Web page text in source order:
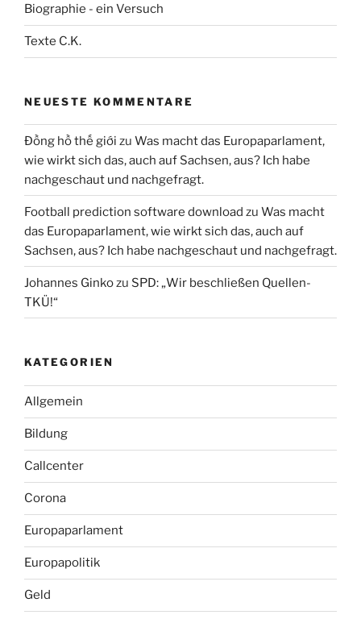
Biographie - ein Versuch
Texte C.K.
NEUESTE KOMMENTARE
Đồng hồ thế giới zu Was macht das Europaparlament,
wie wirkt sich das, auch auf Sachsen, aus? Ich habe
nachgeschaut und nachgefragt.
Football prediction software download zu Was macht
das Europaparlament, wie wirkt sich das, auch auf
Sachsen, aus? Ich habe nachgeschaut und nachgefragt.
Johannes Ginkozu SPD: „Wir beschließen Quellen-
TKÜ!“
KATEGORIEN
Allgemein
Bildung
Callcenter
Corona
Europaparlament
Europapolitik
Geld